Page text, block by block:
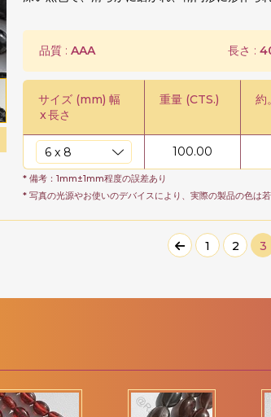
品質 : AAA 長さ :
サイズ (mm) 幅
x長さ
重量 (CTS.) 約
100.00
* 備考：1mm±1mm程度の誤差あり
* 写真の光源やお使いのデバイスにより、実際の製品の色は若
1 2 3